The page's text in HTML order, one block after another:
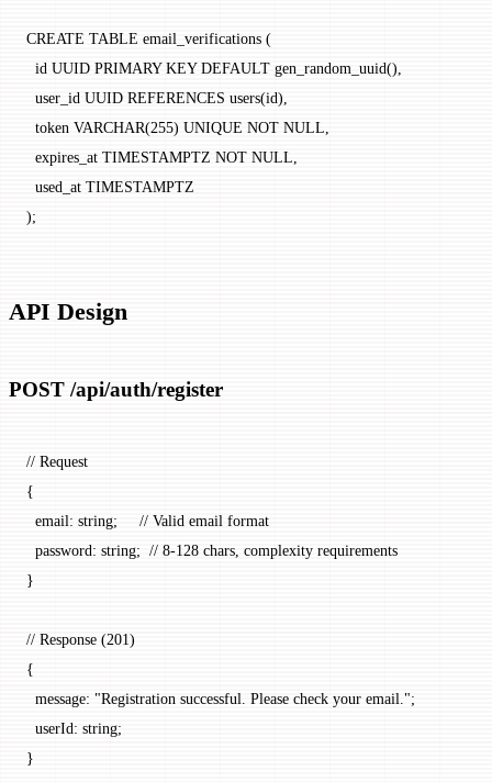
CREATE TABLE email_verifications (
  id UUID PRIMARY KEY DEFAULT gen_random_uuid(),
  user_id UUID REFERENCES users(id),
  token VARCHAR(255) UNIQUE NOT NULL,
  expires_at TIMESTAMPTZ NOT NULL,
  used_at TIMESTAMPTZ
);
API Design
POST /api/auth/register
// Request
{
  email
: string; // Valid email format
  password
: string; // 8-128 chars, complexity requirements
}
// Response (201)
{
  message
: "Registration successful. Please check your email.";
  userId
: string;
}